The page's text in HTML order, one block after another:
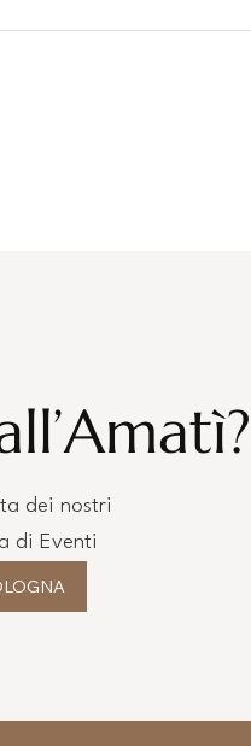
dei nostri
di Eventi